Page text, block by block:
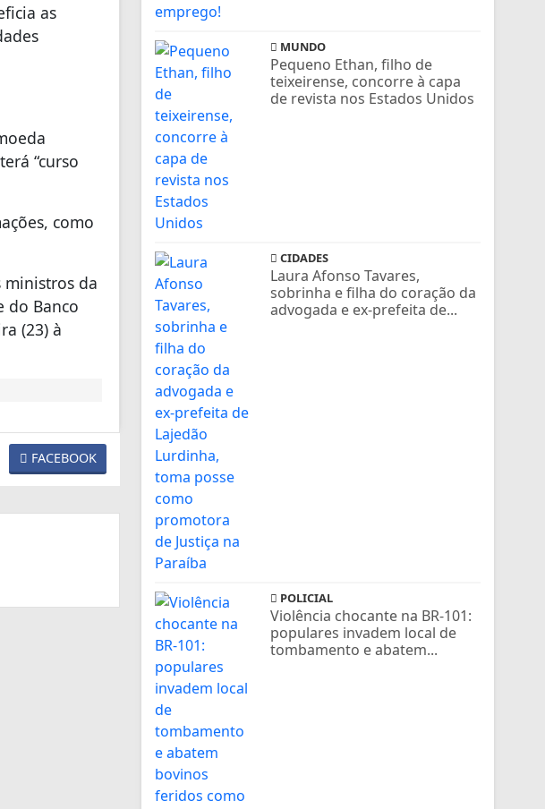
as
“curso
como
ministros da
do Banco
(23) à
FACEBOOK
MUNDO
Pequeno Ethan, filho de
teixeirense, concorre à capa
de revista nos Estados Unidos
CIDADES
Laura Afonso Tavares,
sobrinha e filha do coração da
advogada e ex-prefeita de...
POLICIAL
Violência chocante na BR-101:
populares invadem local de
tombamento e abatem...